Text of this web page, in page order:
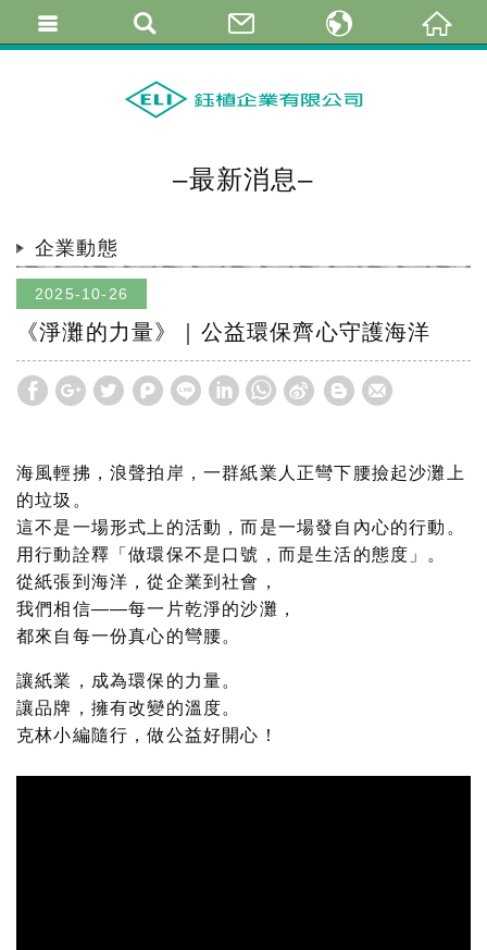
–最新消息–
企業動態
2025-10-26
《淨灘的力量》｜公益環保齊心守護海洋
海風輕拂，浪聲拍岸，一群紙業人正彎下腰撿起沙灘上
的垃圾。
這不是一場形式上的活動，而是一場發自內心的行動。
用行動詮釋「做環保不是口號，而是生活的態度」。
從紙張到海洋，從企業到社會，
我們相信——每一片乾淨的沙灘，
都來自每一份真心的彎腰。
讓紙業，成為環保的力量。
讓品牌，擁有改變的溫度。
克林小編隨行，做公益好開心！
简体中文